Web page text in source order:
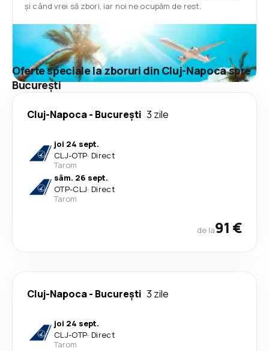
și când vrei să zbori, iar noi ne ocupăm de rest.
Oferte speciale la zboruri din Cluj-Napoca spre
București
Cluj-Napoca- București 3 zile
joi 24 sept.
CLJ-OTP· Direct
Tarom
sâm. 26 sept.
OTP-CLJ· Direct
Tarom
de la91 €
Cluj-Napoca- București 3 zile
joi 24 sept.
CLJ-OTP· Direct
Tarom